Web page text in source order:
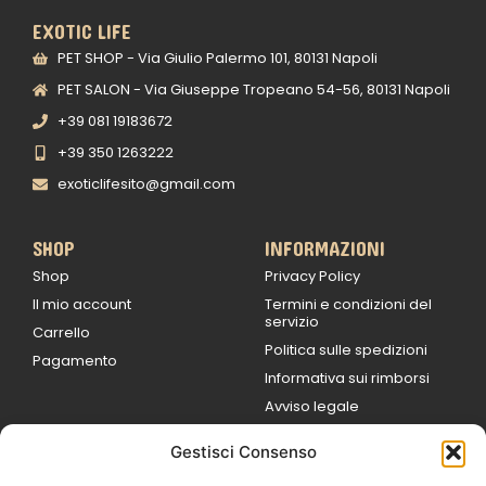
Gestisci Consenso
EXOTIC LIFE
PET SHOP - Via Giulio Palermo 101, 80131 Napoli
PET SALON - Via Giuseppe Tropeano 54-56, 80131 Napoli
+39 081 19183672
+39 350 1263222
exoticlifesito@gmail.com
SHOP
Shop
Il mio account
Carrello
Pagamento
INFORMAZIONI
Privacy Policy
Termini e condizioni del
servizio
Politica sulle spedizioni
Informativa sui rimborsi
Avviso legale
9:00